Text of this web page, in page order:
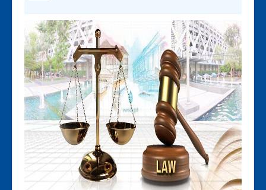
วิ
เก
ชั่น
พ.ร.บ.ภาษีสรรพสามิต 2560
พระราชกฤษฎีกา
กฎกระทรวง
ประกาศกระทรวงการคลัง
ประกาศกรมสรรพสามิต
ระเบียบกรมสรรพสามิต
คำสั่งกรมสรรพสามิต
กฎสํานักนายกรัฐมนตรี
กฎหมายอื่นๆ